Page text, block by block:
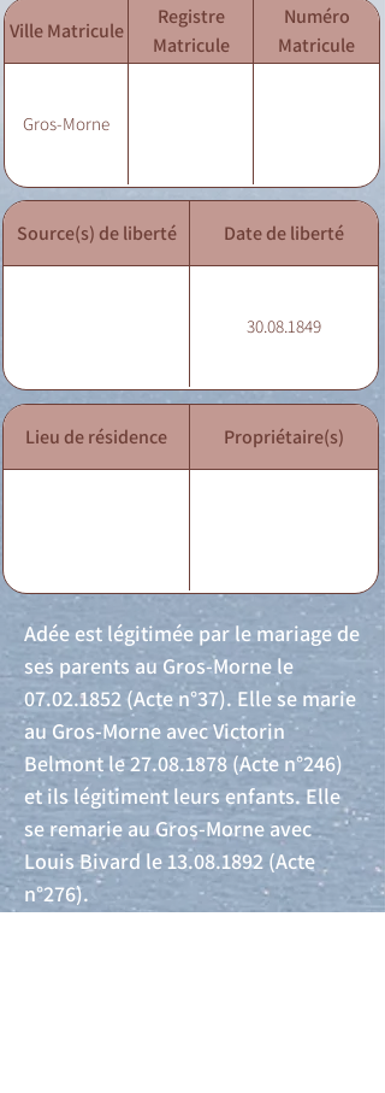
Ville Matricule
Registre
Matricule
Numéro
Matricule
Gros-Morne
Source(s) de liberté Date de liberté
30.08.1849
Lieu de résidence Propriétaire(s)
Adée est légitimée par le mariage de
ses parents au Gros-Morne le
07.02.1852(Acte n°37). Elle se marie
au Gros-Morne avec Victorin
Belmont le27.08.1878 (Acte n°246)
et ils légitiment leurs enfants. Elle
se remarie au Gros-Morne avec
Louis Bivard le 13.08.1892 (Acte
n°276).